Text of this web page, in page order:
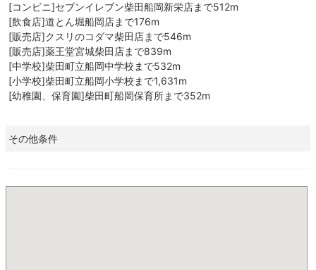
[コンビニ]セブンイレブン柴田船岡新栄店まで512m
[飲食店]道とん堀船岡店まで176m
[販売店]クスリのコダマ柴田店まで546m
[販売店]薬王堂宮城柴田店まで839m
[中学校]柴田町立船岡中学校まで532m
[小学校]柴田町立船岡小学校まで1,631m
[幼稚園、保育園]柴田町船岡保育所まで352m
その他条件